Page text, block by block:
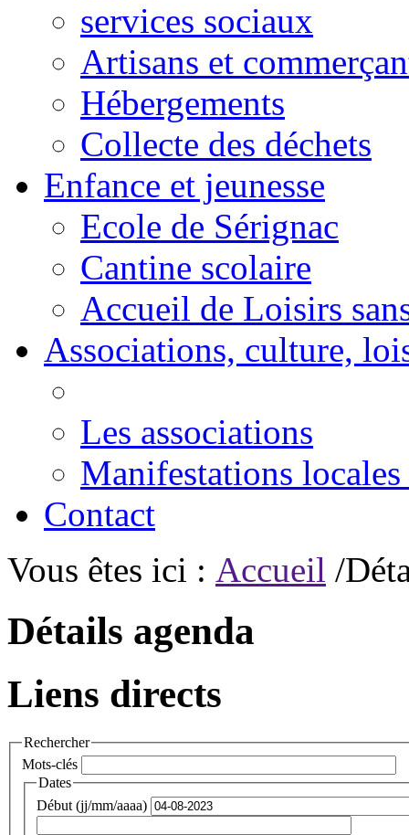
services sociaux
Artisans et
Hébergements
Collecte des déchets
Enfance et jeunesse
Ecole de Sérignac
Cantine scolaire
Accueil de Loisirs
Associations, culture,
Les associations
Manifestations locales
Contact
Vous êtes ici : Accueil /
Détails agenda
Liens directs
Rechercher
Mots-clés
Dates
Début (jj/mm/aaaa)